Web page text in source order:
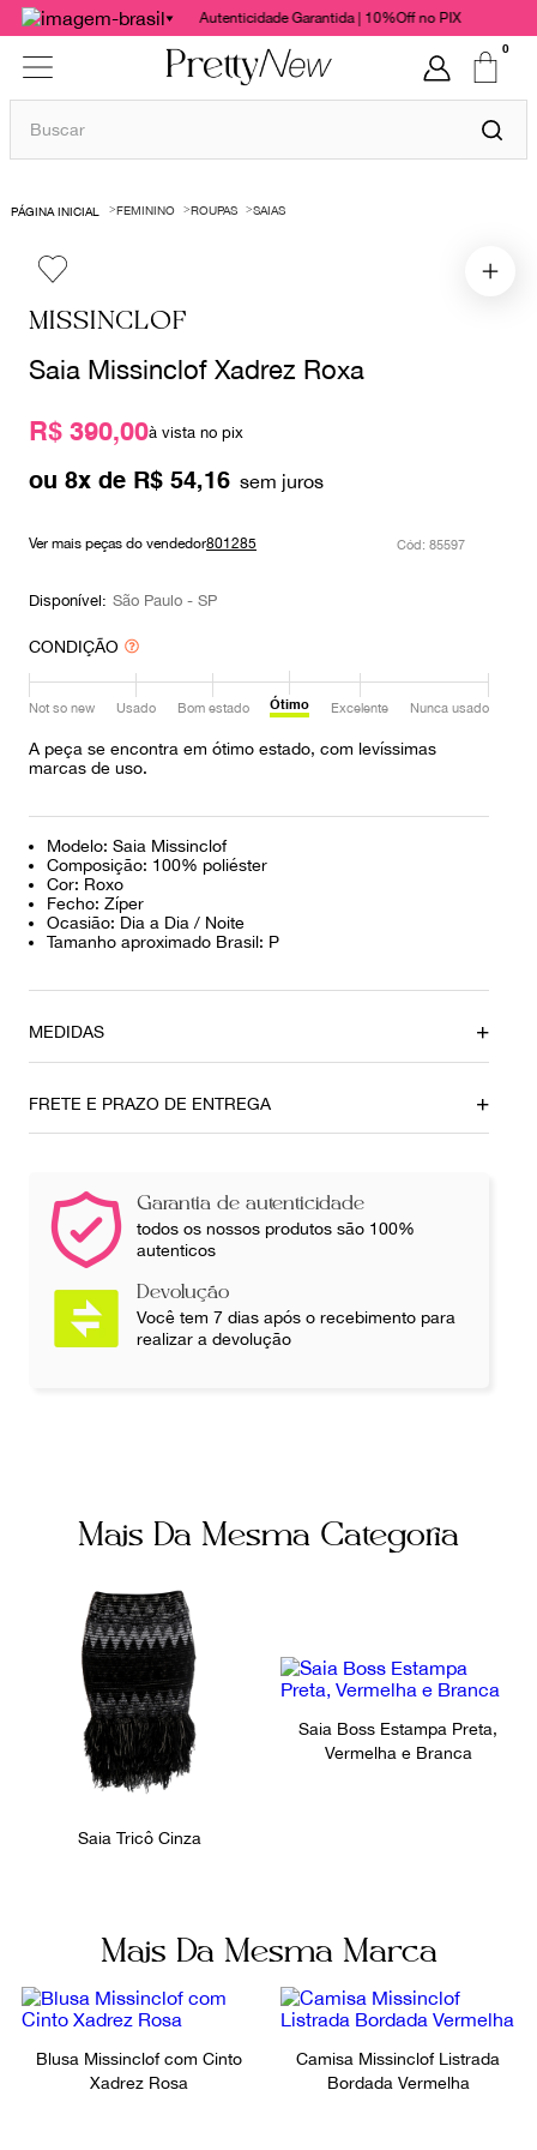
Autenticidade Garantida | 10%Off no PIX
0
Buscar
FEMININO ROUPAS SAIAS
MISSINCLOF
Saia Missinclof Xadrez Roxa
R$ 390,00à vista no pix
ou 8x de R$ 54,16
Ver mais peças do vendedor801285 : 85597
Disponível: São Paulo - SP
CONDIÇÃO
Not so new Usado Bom estado Ótimo Excelente Nunca usado
A peça se encontra em ótimo estado, com levíssimas
marcas de uso.
Modelo: Saia Missinclof
Composição: 100% poliéster
Cor: Roxo
Fecho: Zíper
Ocasião: Dia a Dia / Noite
Tamanho aproximado Brasil: P
MEDIDAS
92cm
Ainda com dúvidas sobre as medidas? Fale com a nossa
equipe.
FRETE E PRAZO DE ENTREGA
Garantia de autenticidade
todos os nossos produtos são 100%
autenticos
Devolução
Você tem 7 dias após o recebimento para
realizar a devolução
Mais Da Mesma Categoria
Saia Tricô Cinza
Saia Boss Estampa Preta,
Vermelha e Branca
Mais Da Mesma Marca
Blusa Missinclof com Cinto
Xadrez Rosa
Camisa Missinclof Listrada
Bordada Vermelha
1º
bolsas
cris barros
chanel
paula raia
valentino
prada
10º louis vuitton